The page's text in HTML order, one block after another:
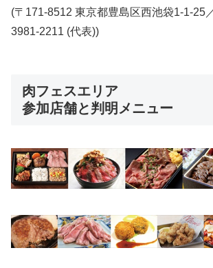
(〒171-8512 東京都豊島区西池袋1-1-25
3981-2211 (代表))
肉フェスエリア
参加店舗と判明メニュー